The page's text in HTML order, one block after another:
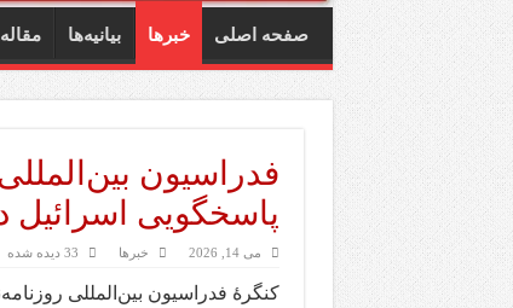
صفحه اصلی خبرها بیانیه‌ها
فدراسیون
پاسخگویی اسرائیل
می 14, 2026 خبرها 33 دیده شده
کنگرهٔ فدراسیون بین‌المللی